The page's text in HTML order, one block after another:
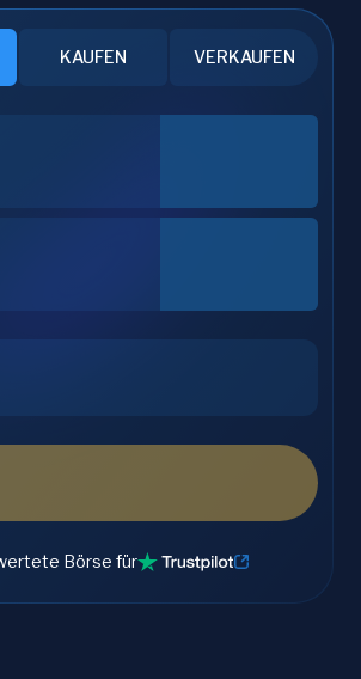
KAUFEN VERKAUFEN
Börse für